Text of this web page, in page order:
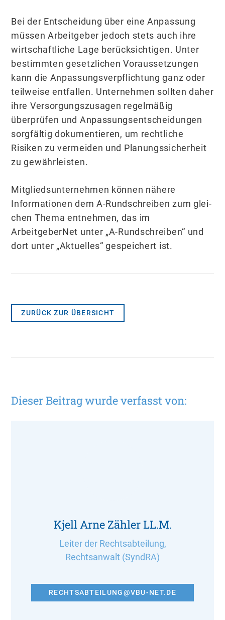
Bei der Entscheidung über eine Anpassung
müssen Arbeitgeber jedoch stets auch ihre
wirtschaftliche Lage berücksichtigen. Unter
bestimmten gesetzlichen Voraussetzungen
kann die Anpassungsverpflichtung ganz oder
teilweise entfallen. Unternehmen sollten daher
ihre Versorgungszusagen regelmäßig
überprüfen und Anpassungsentscheidun­gen
sorgfältig dokumentieren, um rechtliche
Risiken zu vermeiden und Planungssicher­heit
zu gewährleisten.
Mitgliedsunternehmen können nähere
Informationen dem A-Rundschreiben zum glei­
chen Thema entnehmen, das im
ArbeitgeberNet unter „A-Rundschreiben“ und
dort un­ter „Aktuelles“ gespeichert ist.
ZURÜCK ZUR ÜBERSICHT
Dieser Beitrag wurde verfasst von:
Kjell Arne Zähler LL.M.
Leiter der Rechtsabteilung,
Rechtsanwalt (SyndRA)
RECHTSABTEILUNG@VBU-NET.DE